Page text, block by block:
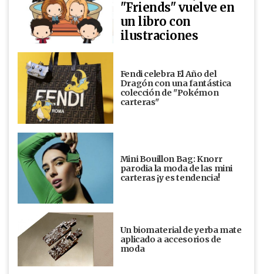
"Friends" vuelve en
un libro con
ilustraciones
Fendi celebra El Año del
Dragón con una fantástica
colección de "Pokémon
carteras"
Mini Bouillon Bag: Knorr
parodia la moda de las mini
carteras ¡y es tendencia!
Un biomaterial de yerba mate
aplicado a accesorios de
moda